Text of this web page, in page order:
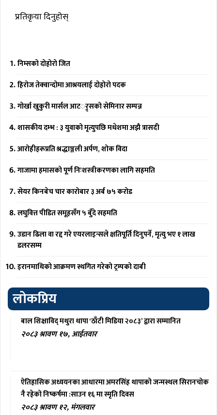
प्रतिकृया दिनुहोस्
निम्सको दोहोरो जित
हिरोज तेक्वान्दोमा आश्रयलाई दोहोरो पदक
गोर्खा खुकुरी मार्सल आटर््र्सको सेमिनार सम्पन्न
शासकीय दम्भ : ३ युवाको मृत्युपछि मधेशमा अझै त्रासदी
आरोहीहरूप्रति श्रद्धाञ्जली अर्पण, शोक विदा
गाजामा हमासको पूर्ण निःशस्त्रीकरणका लागि सहमति
सेयर किनबेच चार कारोबार ३ अर्ब ७५ करोड
लघुवित्त पीडित समूहसँग ५ बुँदे सहमति
उडान ढिला वा रद्द गरे एयरलाइन्सले क्षतिपूर्ति दिनुपर्ने, मृत्यु भए १ लाख
डलरसम्म
इरानमाथिको आक्रमण स्थगित गरेको ट्रम्पको दाबी
लोकप्रिय
बाल शिक्षाविद् मथुरा थापा ‘ठाँटी मिडिया २०८३’ द्वारा सम्मानित
२०८३ श्रावण १७, आईतवार
ऐतिहासिक अध्ययनका आधारमा अमरसिंह थापाको जन्मस्थल सिरानचोक
नै रहेको निष्कर्षमा :साउन १६ मा स्मृति दिवस
२०८३ श्रावण १२, मंगलवार